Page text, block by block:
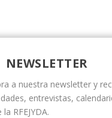
NEWSLETTER
a nuestra newsletter y
entrevistas,
RFEJYDA.